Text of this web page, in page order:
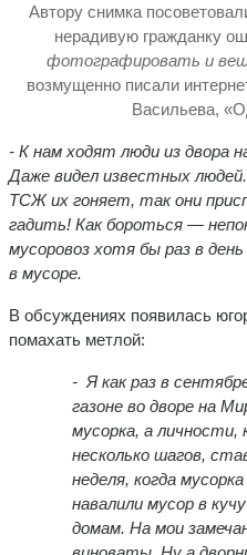
Автору снимка
нерадивую гражданку
фотографировать и
возмущенно писали
Васильева,
- К нам ходят люди из двора
Даже видел известных
ТСЖ их гоняет, так они
гадить! Как бороться —
мусоровоз хотя бы раз в
в мусоре.
В обсуждениях появилась
помахать метлой:
- Я как раз в
газоне во дворе на
мусорка, а
несколько шагов,
неделя, когда
навалили мусор в
домам. На мои